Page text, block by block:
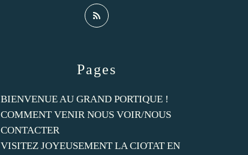
Pages
BIENVENUE AU GRAND PORTIQUE !
COMMENT VENIR NOUS VOIR/NOUS
CONTACTER
VISITEZ JOYEUSEMENT LA CIOTAT EN